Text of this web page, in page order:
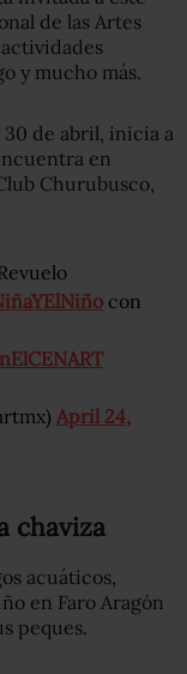
de las Artes
y mucho más.
30 de abril, inicia a
en
Churubusco,
con
April 24,
chaviza
acuáticos,
en Faro Aragón
peques.